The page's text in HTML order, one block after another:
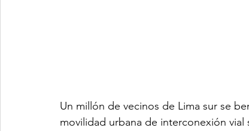
Un millón de vecinos de Lima sur se
movilidad urbana de interconexión